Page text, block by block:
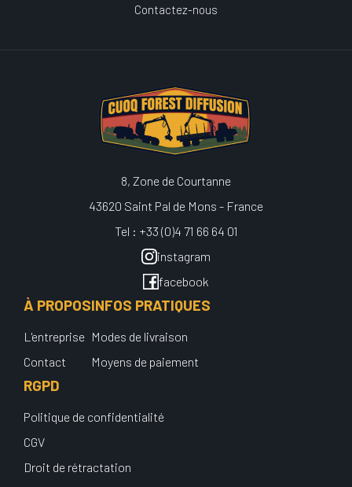
Contactez-nous
8, Zone de Courtanne
43620 Saint Pal de Mons - France
Tel : +33 (0)4 71 66 64 01
instagram
facebook
À PROPOS
L'entreprise
Contact
INFOS PRATIQUES
Modes de livraison
Moyens de paiement
RGPD
Politique de confidentialité
CGV
Droit de rétractation